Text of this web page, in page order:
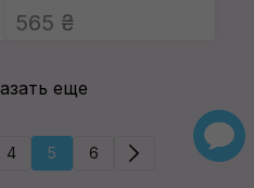
565 ₴
еще
4 5 6